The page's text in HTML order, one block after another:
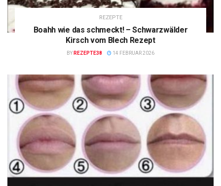
REZEPTE
Boahh wie das schmeckt! – Schwarzwälder
Kirsch vom Blech Rezept
BY REZEPTE38 14 FEBRUAR 2026